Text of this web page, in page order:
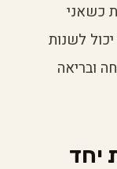
כשאני
לשנות
ובריאה
יחד